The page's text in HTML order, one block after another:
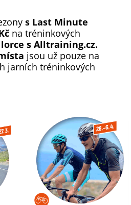
s Last Minute
na tréninkových
s Alltraining.cz.
jsou už pouze na
jarních tréninkových